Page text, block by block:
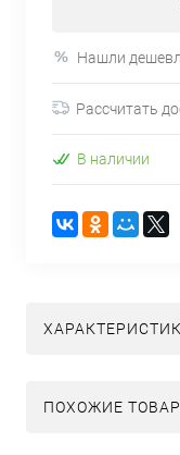
Нашли
Рассчитать
В наличии
ПОХОЖИЕ